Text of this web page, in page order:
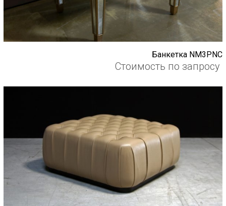
Банкетка NM3PNC
Стоимость по запросу